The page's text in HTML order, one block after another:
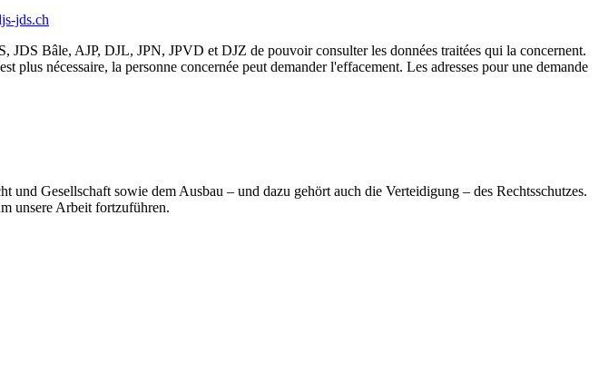
jds.ch
JDS Bâle, AJP, DJL, JPN, JPVD et DJZ de pouvoir consulter les données traitées qui la concernent.
nécessaire, la personne concernée peut demander l'effacement. Les adresses pour une demande
Gesellschaft sowie dem Ausbau – und dazu gehört auch die Verteidigung – des Rechtsschutzes.
unsere Arbeit fortzuführen.